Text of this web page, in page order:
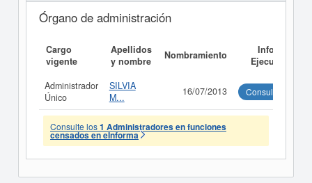
Órgano de administración
Cargo
vigente
Apellidos
y nombre
Nombramiento
Informe
Ejecutivo
Administrador
Único
SILVIA
M...
16/07/2013 Consultar
Consulte los1 Administradores en funciones
censados en eInforma